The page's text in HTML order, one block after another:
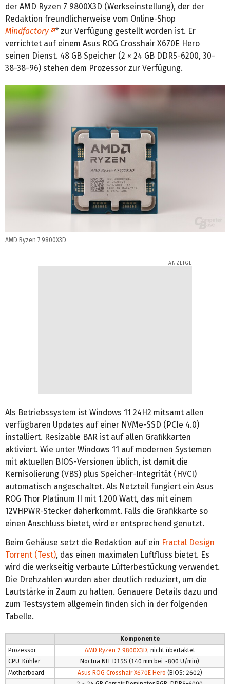
der AMD Ryzen 7 9800X3D (Werkseinstellung), der der
Redaktion freundlicherweise vom Online-Shop
Mindfactory
*zur Verfügung gestellt worden ist. Er
verrichtet auf einem Asus ROG Crosshair X670E Hero
seinen Dienst. 48 GB Speicher (2 × 24 GB DDR5-6200, 30-
38-38-96) stehen dem Prozessor zur Verfügung.
AMD Ryzen 7 9800X3D
Als Betriebssystem ist Windows 11 24H2 mitsamt allen
verfügbaren Updates auf einer NVMe-SSD (PCIe 4.0)
installiert. Resizable BAR ist auf allen Grafikkarten
aktiviert. Wie unter Windows 11 auf modernen Systemen
mit aktuellen BIOS-Versionen üblich, ist damit die
Kernisolierung (VBS) plus Speicher-Integrität (HVCI)
automatisch angeschaltet. Als Netzteil fungiert ein Asus
ROG Thor Platinum II mit 1.200 Watt, das mit einem
12VHPWR-Stecker daherkommt. Falls die Grafikkarte so
einen Anschluss bietet, wird er entsprechend genutzt.
Beim Gehäuse setzt die Redaktion auf ein Fractal Design
Torrent (Test), das einen maximalen Luftfluss bietet. Es
wird die werkseitig verbaute Lüfterbestückung verwendet.
Die Drehzahlen wurden aber deutlich reduziert, um die
Lautstärke in Zaum zu halten. Genauere Details dazu und
zum Testsystem allgemein finden sich in der folgenden
Tabelle.
Komponente
Prozessor
AMD Ryzen 7 9800X3D, nicht übertaktet
CPU-Kühler
Noctua NH-D15S (140 mm bei ~800 U/min)
Motherboard
Asus ROG Crosshair X670E Hero (BIOS: 2602)